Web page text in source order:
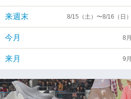
来週末 8/15（土）〜8/16（日）
今月 8月
来月 9月